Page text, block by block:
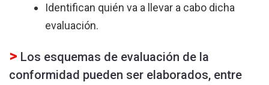
Identifican quién va a llevar a cabo dicha
evaluación.
> Los esquemas de evaluación de la
conformidad pueden ser elaborados, entre